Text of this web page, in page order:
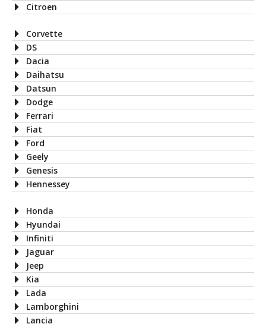
Citroen
Corvette
DS
Dacia
Daihatsu
Datsun
Dodge
Ferrari
Fiat
Ford
Geely
Genesis
Hennessey
Honda
Hyundai
Infiniti
Jaguar
Jeep
Kia
Lada
Lamborghini
Lancia